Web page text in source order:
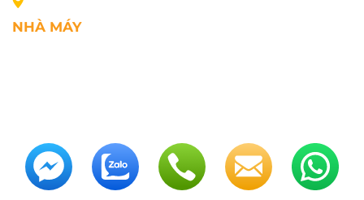
NHÀ MÁY
Fax: +84.2203.545.002